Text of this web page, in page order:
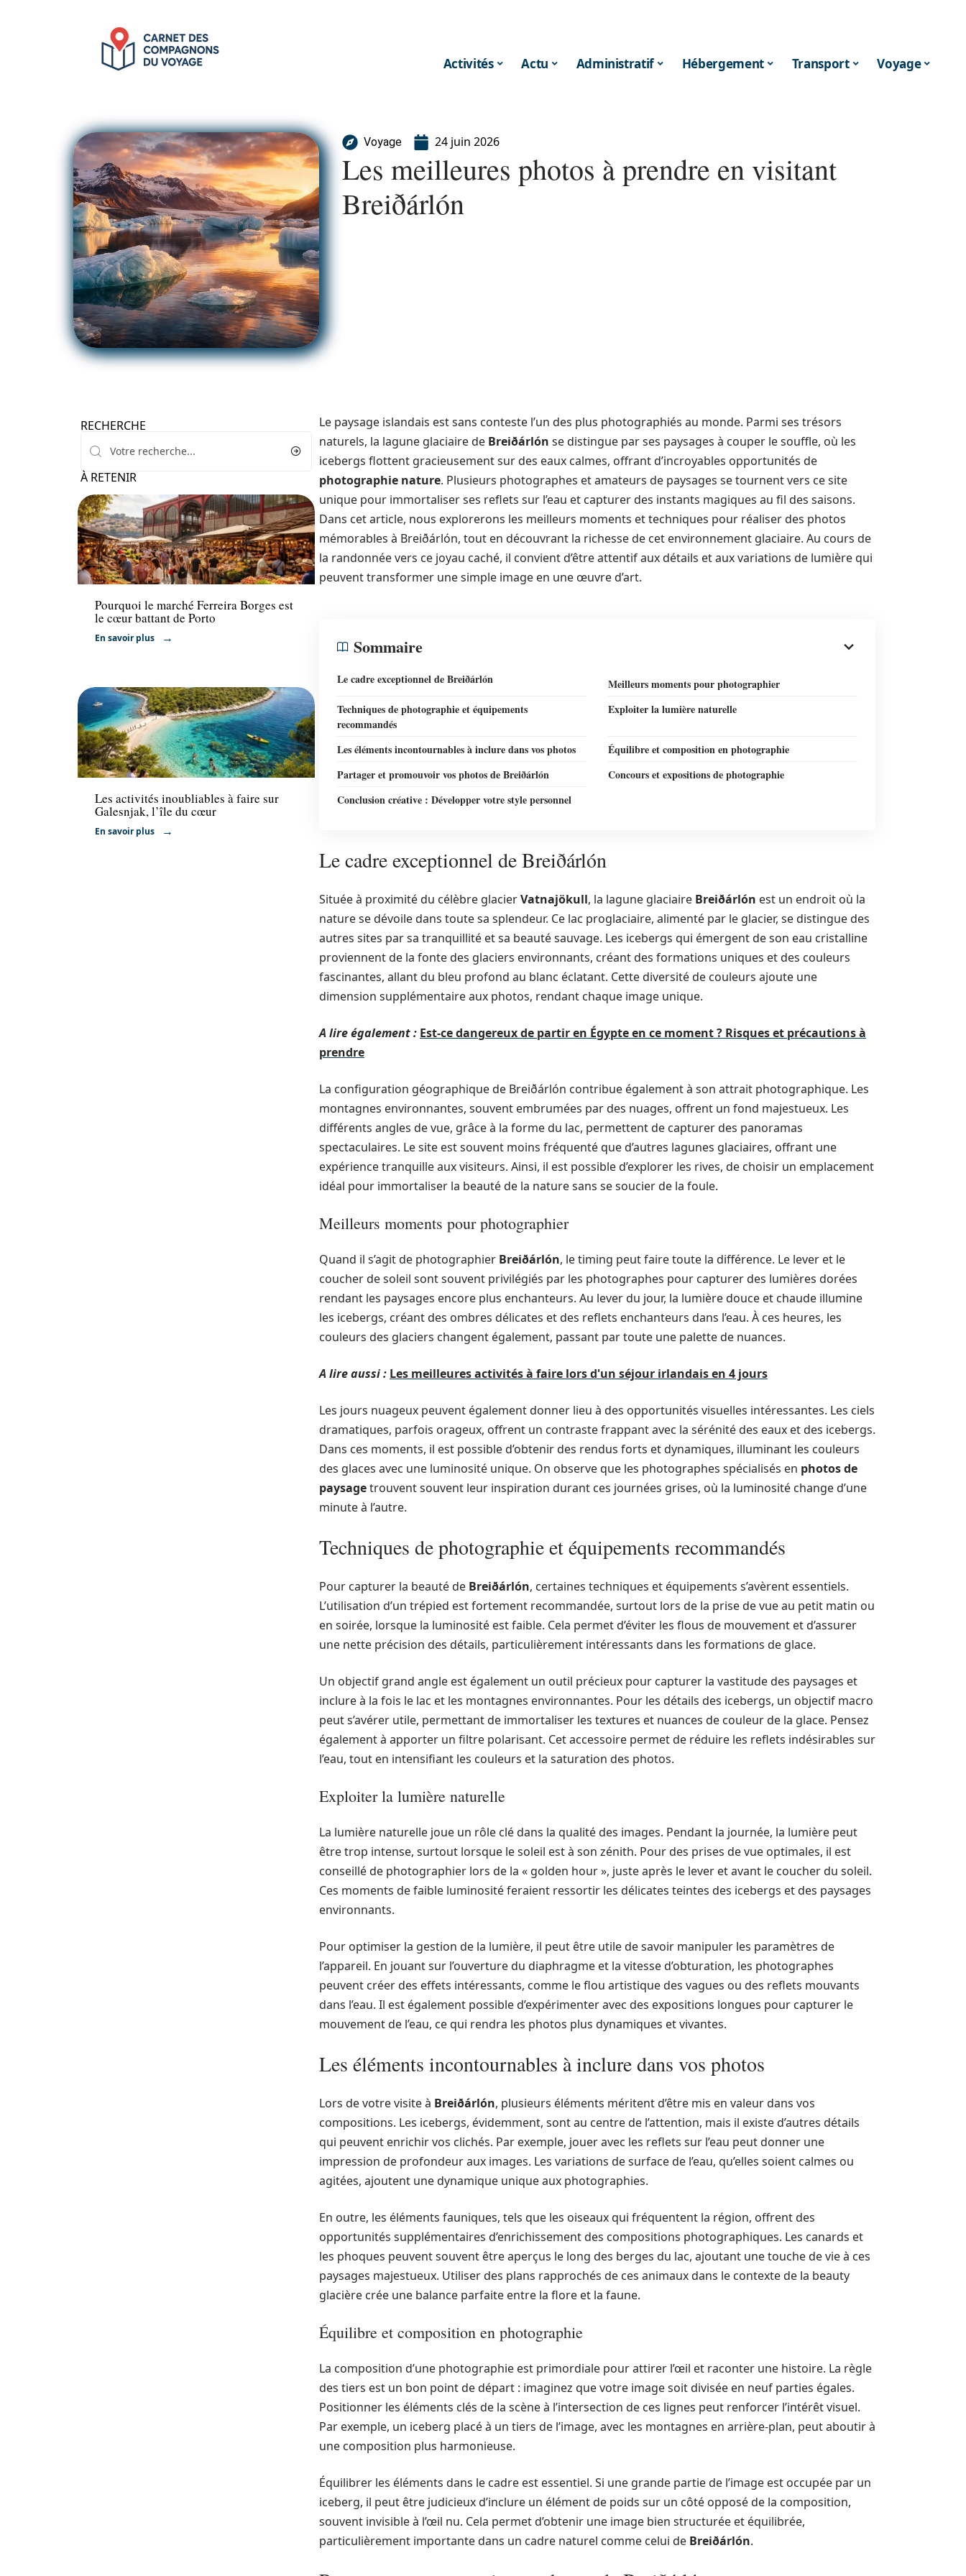
Activités Actu Administratif Hébergement Transport Voyage
Voyage 24 juin 2026
Les meilleures photos à prendre en visitant
Breiðárlón
RECHERCHE
À RETENIR
Activités
Pourquoi le marché Ferreira Borges est
le cœur battant de Porto
En savoir plus
Activités
Les activités inoubliables à faire sur
Galesnjak, l’île du cœur
En savoir plus
Le paysage islandais est sans conteste l’un des plus photographiés au monde. Parmi ses trésors
naturels, la lagune glaciaire de Breiðárlón se distingue par ses paysages à couper le souffle, où les
icebergs flottent gracieusement sur des eaux calmes, offrant d’incroyables opportunités de
photographie nature. Plusieurs photographes et amateurs de paysages se tournent vers ce site
unique pour immortaliser ses reflets sur l’eau et capturer des instants magiques au fil des saisons.
Dans cet article, nous explorerons les meilleurs moments et techniques pour réaliser des photos
mémorables à Breiðárlón, tout en découvrant la richesse de cet environnement glaciaire. Au cours de
la randonnée vers ce joyau caché, il convient d’être attentif aux détails et aux variations de lumière qui
peuvent transformer une simple image en une œuvre d’art.
Sommaire
Le cadre exceptionnel de Breiðárlón
Meilleurs moments pour photographier
Techniques de photographie et équipements
recommandés
Exploiter la lumière naturelle
Les éléments incontournables à inclure dans vos photos
Équilibre et composition en photographie
Partager et promouvoir vos photos de Breiðárlón
Concours et expositions de photographie
Conclusion créative : Développer votre style personnel
Le cadre exceptionnel de Breiðárlón
Située à proximité du célèbre glacierVatnajökull, la lagune glaciaire Breiðárlón est un endroit où la
nature se dévoile dans toute sa splendeur. Ce lac proglaciaire, alimenté par le glacier, se distingue des
autres sites par sa tranquillité et sa beauté sauvage. Les icebergs qui émergent de son eau cristalline
proviennent de la fonte des glaciers environnants, créant des formations uniques et des couleurs
fascinantes, allant du bleu profond au blanc éclatant. Cette diversité de couleurs ajoute une
dimension supplémentaire aux photos, rendant chaque image unique.
A lire également : Est-ce dangereux de partir en Égypte en ce moment ? Risques et précautions à
prendre
La configuration géographique de Breiðárlón contribue également à son attrait photographique. Les
montagnes environnantes, souvent embrumées par des nuages, offrent un fond majestueux. Les
différents angles de vue, grâce à la forme du lac, permettent de capturer des panoramas
spectaculaires. Le site est souvent moins fréquenté que d’autres lagunes glaciaires, offrant une
expérience tranquille aux visiteurs. Ainsi, il est possible d’explorer les rives, de choisir un emplacement
idéal pour immortaliser la beauté de la nature sans se soucier de la foule.
Meilleurs moments pour photographier
Quand il s’agit de photographier Breiðárlón, le timing peut faire toute la différence. Le lever et le
coucher de soleil sont souvent privilégiés par les photographes pour capturer des lumières dorées
rendant les paysages encore plus enchanteurs. Au lever du jour, la lumière douce et chaude illumine
les icebergs, créant des ombres délicates et des reflets enchanteurs dans l’eau. À ces heures, les
couleurs des glaciers changent également, passant par toute une palette de nuances.
A lire aussi : Les meilleures activités à faire lors d'un séjour irlandais en 4 jours
Les jours nuageux peuvent également donner lieu à des opportunités visuelles intéressantes. Les ciels
dramatiques, parfois orageux, offrent un contraste frappant avec la sérénité des eaux et des icebergs.
Dans ces moments, il est possible d’obtenir des rendus forts et dynamiques, illuminant les couleurs
des glaces avec une luminosité unique. On observe que les photographes spécialisés en photos de
paysagetrouvent souvent leur inspiration durant ces journées grises, où la luminosité change d’une
minute à l’autre.
Techniques de photographie et équipements recommandés
Pour capturer la beauté de Breiðárlón, certaines techniques et équipements s’avèrent essentiels.
L’utilisation d’un trépied est fortement recommandée, surtout lors de la prise de vue au petit matin ou
en soirée, lorsque la luminosité est faible. Cela permet d’éviter les flous de mouvement et d’assurer
une nette précision des détails, particulièrement intéressants dans les formations de glace.
Un objectif grand angle est également un outil précieux pour capturer la vastitude des paysages et
inclure à la fois le lac et les montagnes environnantes. Pour les détails des icebergs, un objectif macro
peut s’avérer utile, permettant de immortaliser les textures et nuances de couleur de la glace. Pensez
également à apporter un filtre polarisant. Cet accessoire permet de réduire les reflets indésirables sur
l’eau, tout en intensifiant les couleurs et la saturation des photos.
Exploiter la lumière naturelle
La lumière naturelle joue un rôle clé dans la qualité des images. Pendant la journée, la lumière peut
être trop intense, surtout lorsque le soleil est à son zénith. Pour des prises de vue optimales, il est
conseillé de photographier lors de la « golden hour », juste après le lever et avant le coucher du soleil.
Ces moments de faible luminosité feraient ressortir les délicates teintes des icebergs et des paysages
environnants.
Pour optimiser la gestion de la lumière, il peut être utile de savoir manipuler les paramètres de
l’appareil. En jouant sur l’ouverture du diaphragme et la vitesse d’obturation, les photographes
peuvent créer des effets intéressants, comme le flou artistique des vagues ou des reflets mouvants
dans l’eau. Il est également possible d’expérimenter avec des expositions longues pour capturer le
mouvement de l’eau, ce qui rendra les photos plus dynamiques et vivantes.
Les éléments incontournables à inclure dans vos photos
Lors de votre visite à Breiðárlón, plusieurs éléments méritent d’être mis en valeur dans vos
compositions. Les icebergs, évidemment, sont au centre de l’attention, mais il existe d’autres détails
qui peuvent enrichir vos clichés. Par exemple, jouer avec les reflets sur l’eau peut donner une
impression de profondeur aux images. Les variations de surface de l’eau, qu’elles soient calmes ou
agitées, ajoutent une dynamique unique aux photographies.
En outre, les éléments fauniques, tels que les oiseaux qui fréquentent la région, offrent des
opportunités supplémentaires d’enrichissement des compositions photographiques. Les canards et
les phoques peuvent souvent être aperçus le long des berges du lac, ajoutant une touche de vie à ces
paysages majestueux. Utiliser des plans rapprochés de ces animaux dans le contexte de la beauty
glacière crée une balance parfaite entre la flore et la faune.
Équilibre et composition en photographie
La composition d’une photographie est primordiale pour attirer l’œil et raconter une histoire. La règle
des tiers est un bon point de départ : imaginez que votre image soit divisée en neuf parties égales.
Positionner les éléments clés de la scène à l’intersection de ces lignes peut renforcer l’intérêt visuel.
Par exemple, un iceberg placé à un tiers de l’image, avec les montagnes en arrière-plan, peut aboutir à
une composition plus harmonieuse.
Équilibrer les éléments dans le cadre est essentiel. Si une grande partie de l’image est occupée par un
iceberg, il peut être judicieux d’inclure un élément de poids sur un côté opposé de la composition,
souvent invisible à l’œil nu. Cela permet d’obtenir une image bien structurée et équilibrée,
particulièrement importante dans un cadre naturel comme celui de Breiðárlón.